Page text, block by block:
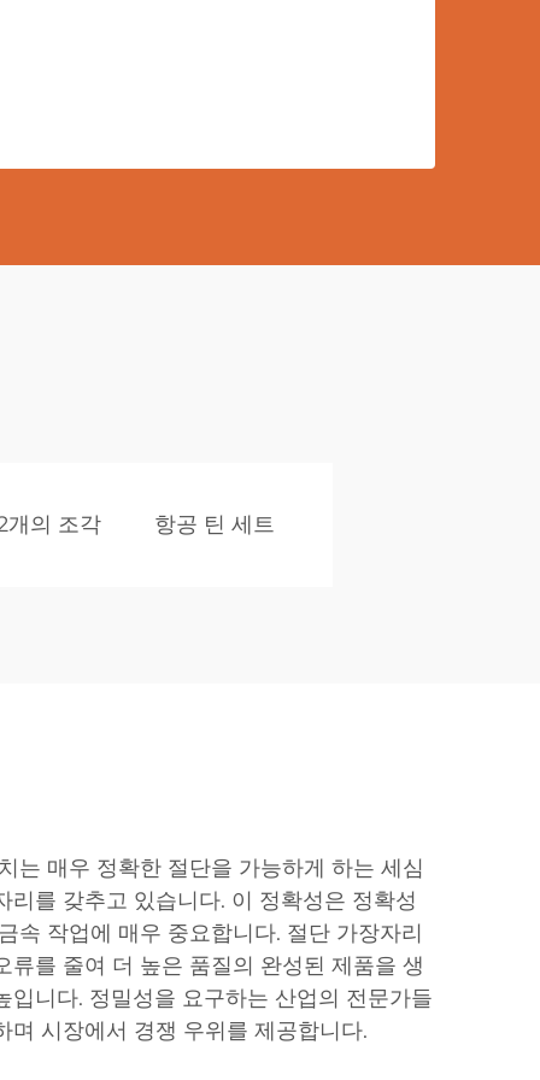
개의 조각 항공 틴 세트
는 매우 정확한 절단을 가능하게 하는 세심
리를 갖추고 있습니다. 이 정확성은 정확성
속 작업에 매우 중요합니다. 절단 가장자리
류를 줄여 더 높은 품질의 완성된 제품을 생
입니다. 정밀성을 요구하는 산업의 전문가들
며 시장에서 경쟁 우위를 제공합니다.